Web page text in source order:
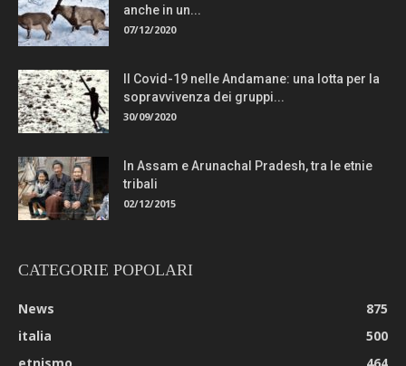
anche in un...
07/12/2020
Il Covid-19 nelle Andamane: una lotta per la
sopravvivenza dei gruppi...
30/09/2020
In Assam e Arunachal Pradesh, tra le etnie
tribali
02/12/2015
CATEGORIE POPOLARI
News
875
italia
500
etnismo
464